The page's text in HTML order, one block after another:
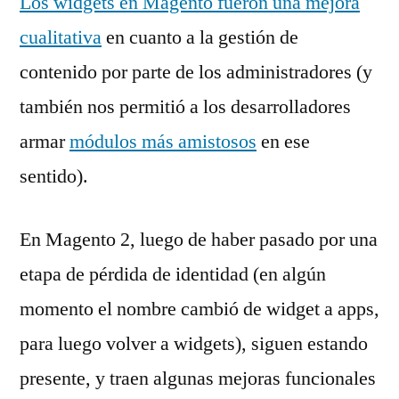
cualitativaen cuanto a la gestión de
contenido por parte de los administradores (y
también nos permitió a los desarrolladores
armarmódulos más amistosos en ese
sentido).
En Magento 2, luego de haber pasado por una
etapa de pérdida de identidad (en algún
momento el nombre cambió de widget a apps,
para luego volver a widgets), siguen estando
presente, y traen algunas mejoras funcionales